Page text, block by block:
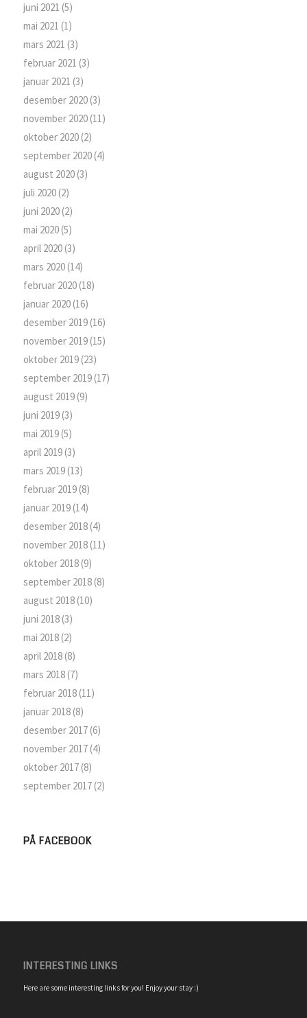
juni 2021 (5)
mai 2021 (1)
mars 2021 (3)
februar 2021 (3)
januar 2021 (3)
desember 2020(3)
november 2020(11)
oktober 2020(2)
september 2020(4)
august 2020(3)
juli 2020(2)
juni 2020(2)
mai 2020(5)
april 2020(3)
mars 2020(14)
februar 2020(18)
januar 2020(16)
desember 2019(16)
november 2019(15)
oktober 2019(23)
september 2019(17)
august 2019(9)
juni 2019(3)
mai 2019(5)
april 2019(3)
mars 2019(13)
februar 2019(8)
januar 2019(14)
desember 2018(4)
november 2018(11)
oktober 2018(9)
september 2018(8)
august 2018(10)
juni 2018(3)
mai 2018(2)
april 2018(8)
mars 2018(7)
februar 2018(11)
januar 2018(8)
desember 2017(6)
november 2017(4)
oktober 2017(8)
september 2017(2)
PÅ FACEBOOK
INTERESTING LINKS
Here are some interesting links for you! Enjoy your stay :)